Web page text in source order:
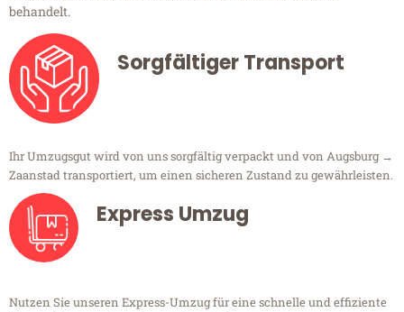
behandelt.
Sorgfältiger Transport
Ihr Umzugsgut wird von uns sorgfältig verpackt und von Augsburg →
Zaanstad transportiert, um einen sicheren Zustand zu gewährleisten.
Express Umzug
Nutzen Sie unseren Express-Umzug für eine schnelle und effiziente